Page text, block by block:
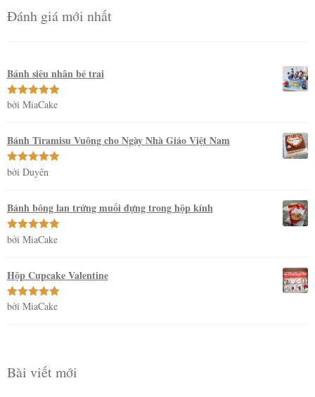
Đánh giá mới nhất
Bánh siêu nhân bé trai
Được xếp
bởi MiaCake
Bánh Tiramisu Vuông cho Ngày Nhà Giáo Việt Nam
Được xếp
bởi Duyên
Bánh bông lan trứng muối đựng trong hộp kính
Được xếp
bởi MiaCake
Hộp Cupcake Valentine
Được xếp
bởi MiaCake
Bài viết mới